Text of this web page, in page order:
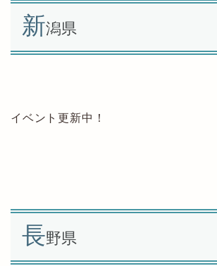
新潟県
イベント更新中！
長野県